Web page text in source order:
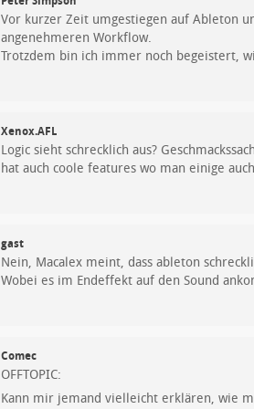
Vor kurzer Zeit umgestiegen auf Ableton
angenehmeren Workflow.
Trotzdem bin ich immer noch begeistert,
Xenox.AFL
Logic sieht schrecklich aus?
hat auch coole features wo man einige
gast
Nein, Macalex meint, dass ableton
Wobei es im Endeffekt auf den Sound
Comec
OFFTOPIC:
Kann mir jemand vielleicht erklären, wie